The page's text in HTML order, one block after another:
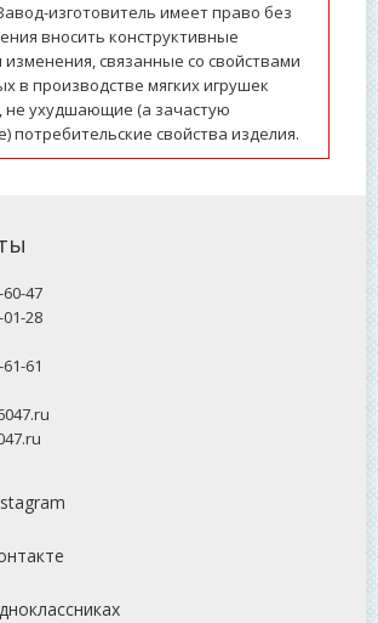
изготовитель имеет право без
вносить конструктивные
связанные со свойствами
в производстве мягких игрушек
не ухудшающие (а зачастую
потребительские свойства изделия.
60-47
01-28
61